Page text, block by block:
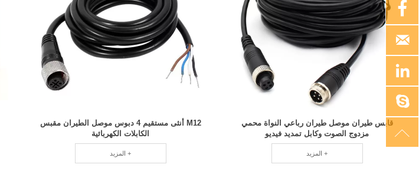
M12 أنثى مستقيم 4 دبوس موصل الطيران مقبس
الكابلات الكهربائية
المزيد +
قابس طيران موصل طيران رباعي النواة محمي
مزدوج الصوت وكابل تمديد فيديو
المزيد +




